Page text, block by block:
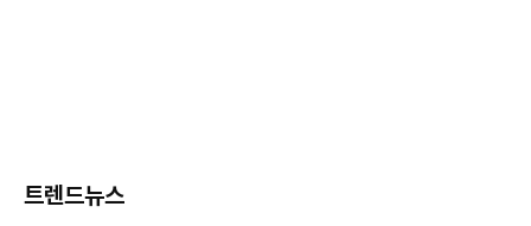
트렌드뉴스